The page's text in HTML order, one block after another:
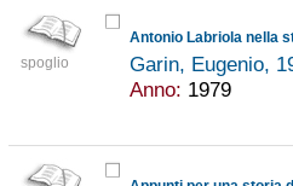
spoglio
Antonio Labriola nella
Garin, Eugenio,
Anno: 1979